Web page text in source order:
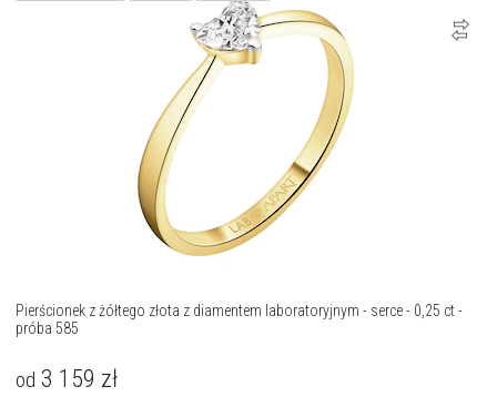
Pierścionek z żółtego złota z diamentem laboratoryjnym - serce - 0,25 ct -
próba 585
od 3 159 zł